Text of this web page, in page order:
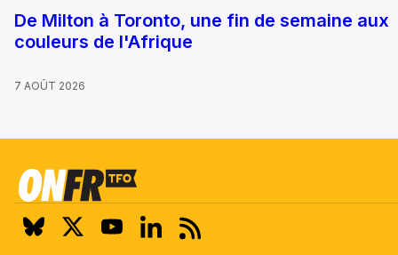
De Milton à Toronto, une fin de semaine aux
couleurs de l'Afrique
7 AOÛT 2026